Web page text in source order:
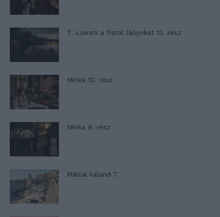
T. szereti a fiatal lányokat 13. rész
Minka 10. rész
Minka 9. rész
Máltai kaland 7.